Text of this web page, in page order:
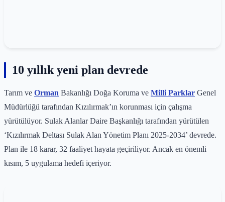
10 yıllık yeni plan devrede
Tarım ve Orman Bakanlığı Doğa Koruma ve Milli Parklar Genel
Müdürlüğü tarafından Kızılırmak’ın korunması için çalışma
yürütülüyor. Sulak Alanlar Daire Başkanlığı tarafından yürütülen
‘Kızılırmak Deltası Sulak Alan Yönetim Planı 2025-2034’ devrede.
Plan ile 18 karar, 32 faaliyet hayata geçiriliyor. Ancak en önemli
kısım, 5 uygulama hedefi içeriyor.